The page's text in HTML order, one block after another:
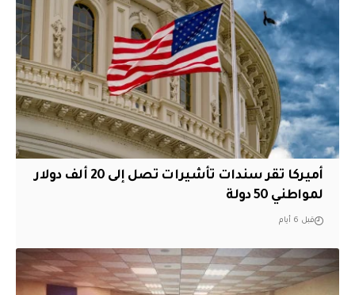
أميركا تقر سندات تأشيرات تصل إلى 20 ألف دولار
لمواطني 50 دولة
قبل 6 أيام